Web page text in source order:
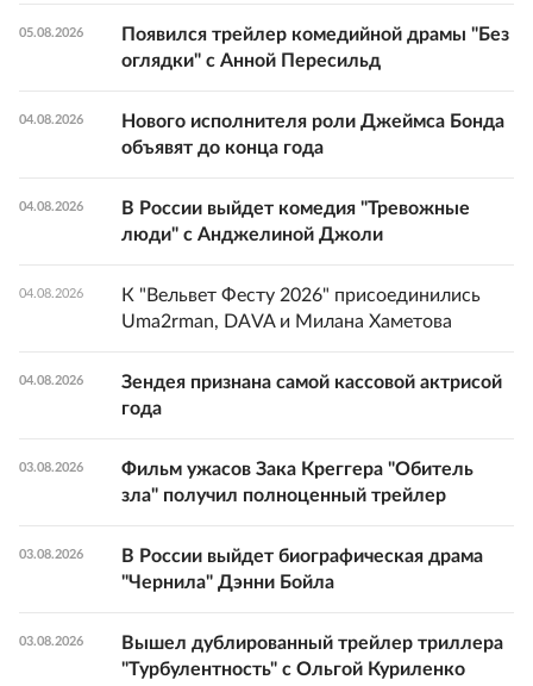
05.08.2026
Появился трейлер комедийной драмы "Без
оглядки" с Анной Пересильд
04.08.2026
Нового исполнителя роли Джеймса Бонда
объявят до конца года
04.08.2026
В России выйдет комедия "Тревожные
люди" с Анджелиной Джоли
04.08.2026
К "Вельвет Фесту 2026" присоединились
Uma2rman, DAVA и Милана Хаметова
04.08.2026
Зендея признана самой кассовой актрисой
года
03.08.2026
Фильм ужасов Зака Креггера "Обитель
зла" получил полноценный трейлер
03.08.2026
В России выйдет биографическая драма
"Чернила" Дэнни Бойла
03.08.2026
Вышел дублированный трейлер триллера
"Турбулентность" с Ольгой Куриленко